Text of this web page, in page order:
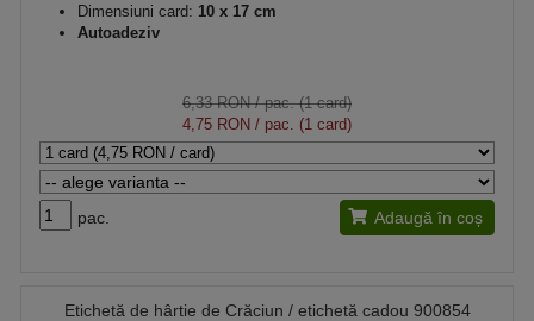
Dimensiuni card: 10 x 17 cm
Autoadeziv
6,33 RON/ pac. (1 card)
4,75 RON / pac. (1 card)
pac. Adaugă în coș
Etichetă de hârtie de Crăciun / etichetă cadou 900854